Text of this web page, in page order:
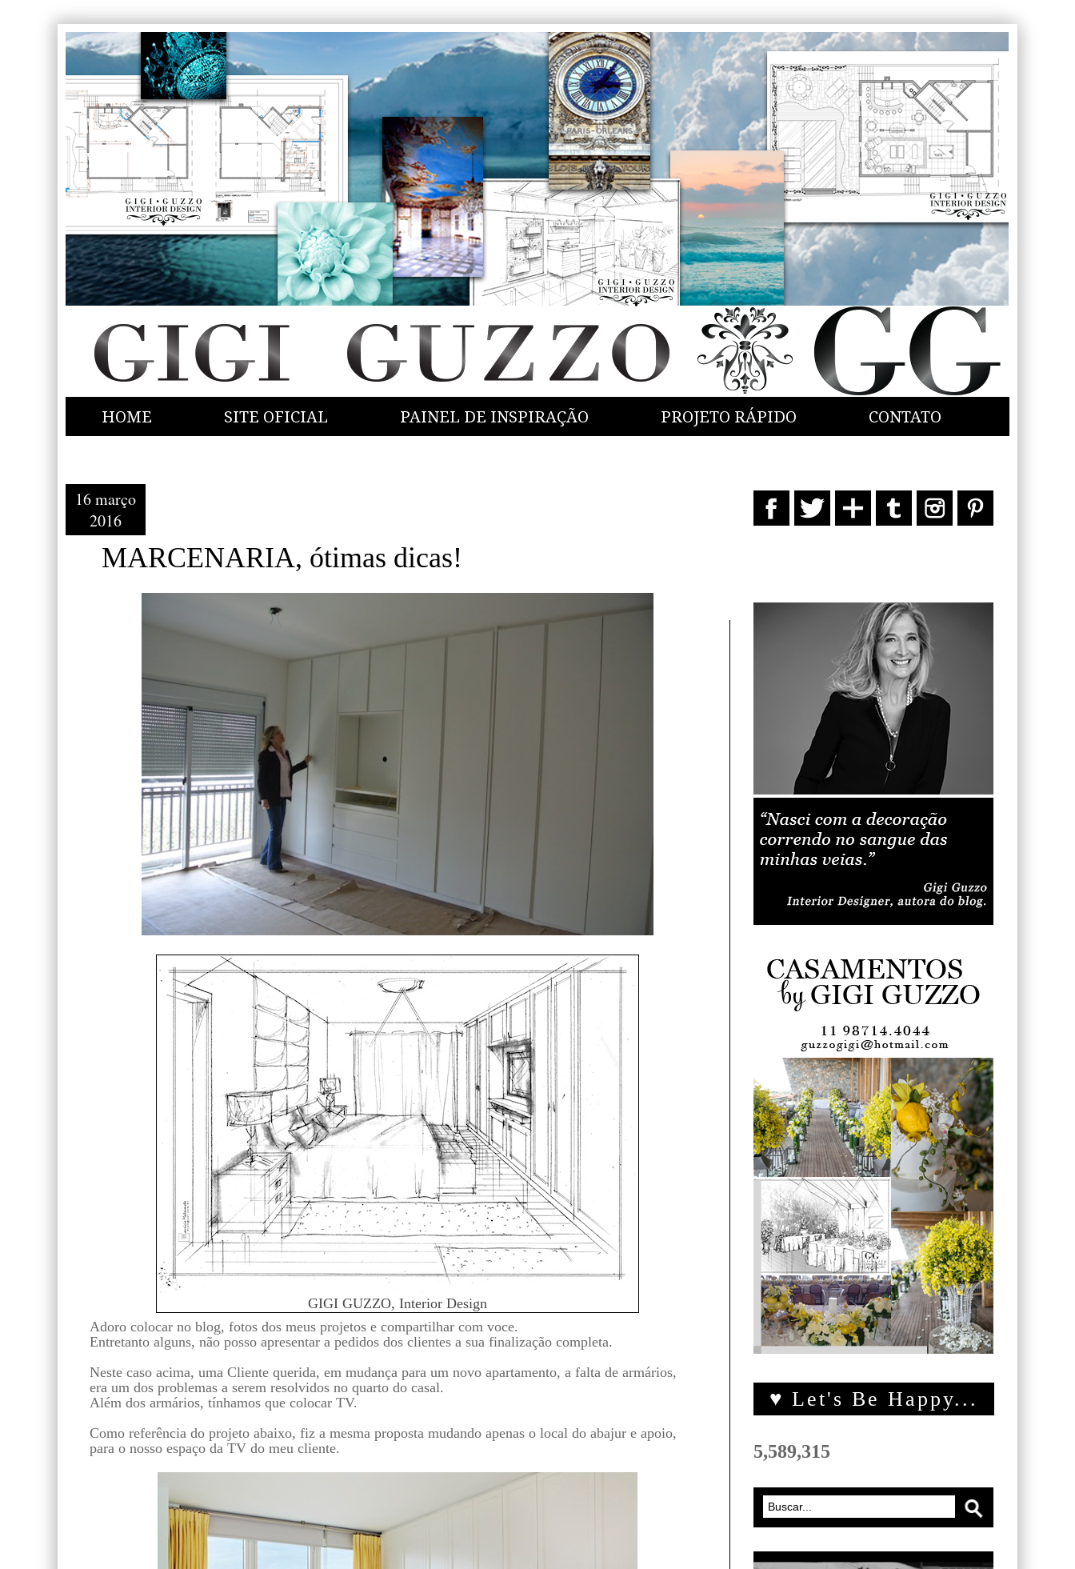
HOME SITE OFICIAL PAINEL DE INSPIRAÇÃO PROJETO RÁPIDO CONTATO
16 março
2016
MARCENARIA, ótimas dicas!
GIGI GUZZO, Interior Design
Adoro colocar no blog, fotos dos meus projetos e compartilhar com voce.
Entretanto alguns, não posso apresentar a pedidos dos clientes a sua finalização completa.
Neste caso acima, uma Cliente querida, em mudança para um novo apartamento, a falta de armários,
era um dos problemas a serem resolvidos no quarto do casal.
Além dos armários, tínhamos que colocar TV.
Como referência do projeto abaixo, fiz a mesma proposta mudando apenas o local do abajur e apoio,
para o nosso espaço da TV do meu cliente.
♥ Let's Be Happy...
5,589,315